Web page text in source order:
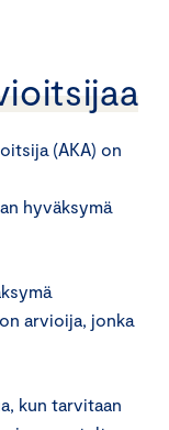
(AKA) on
hyväksymä
arvioija, jonka
kun tarvitaan